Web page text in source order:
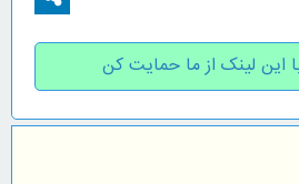
این لینک از ما حمایت کن